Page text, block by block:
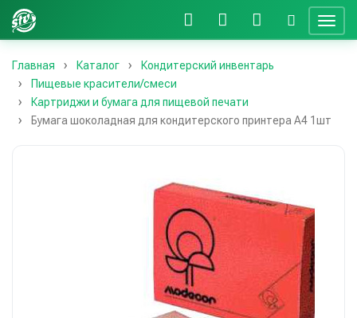
Главная Каталог
Кондитерский инвентарь
Пищевые красители/смеси
Картриджи и бумага для пищевой печати
Бумага шоколадная для кондитерского принтера А4 1шт